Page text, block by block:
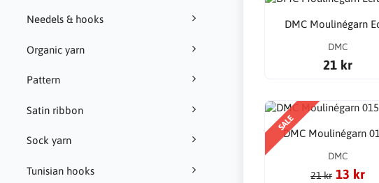
Needels & hooks
Organic yarn
Pattern
Satin ribbon
Sock yarn
Tunisian hooks
DMC Moulinégarn
DMC
21 kr
SALE
DMC Moulinégarn
DMC
21 kr 13 kr